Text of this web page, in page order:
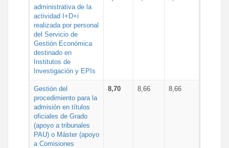
administrativa de la
actividad I+D+i
realizada por personal
del Servicio de
Gestión Económica
destinado en
Institutos de
Investigación y EPIs
Gestión del
procedimiento para la
admisión en títulos
oficiales de Grado
(apoyo a tribunales
PAU) o Máster (apoyo
a Comisiones
8,70 8,66 8,66